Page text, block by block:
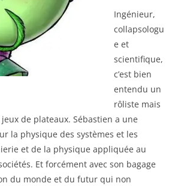
Ingénieur,
collapsologu
e et
scientifique,
c’est bien
entendu un
rôliste mais
de plateaux. Sébastien a une
la physique des systèmes et les
et de la physique appliquée au
Et forcément avec son bagage
du monde et du futur qui non